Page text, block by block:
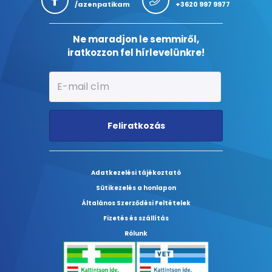
/azenpatikam +3620 997 9977
Ne maradjon le semmiről,
iratkozzon fel hírlevelünkre!
Feliratkozás
Adatkezelési tájékoztató
Sütikezelés a honlapon
Általános Szerződési Feltételek
Fizetés és szállítás
Rólunk